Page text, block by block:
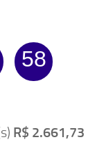
58
R$ 2.661,73